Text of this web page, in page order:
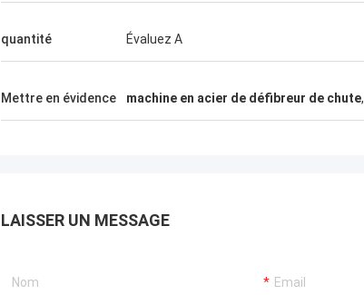
quantité Évaluez A
Mettre en évidence machine en acier de défibreur de chute,
LAISSER UN MESSAGE